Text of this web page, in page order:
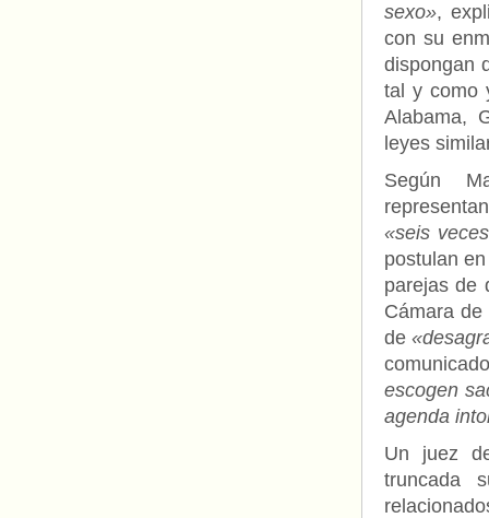
sexo»,
con su
dispongan
tal y como
Alabama,
leyes
Según
«seis
postulan
parejas de
Cámara
de
escogen
agenda
Un juez
truncada